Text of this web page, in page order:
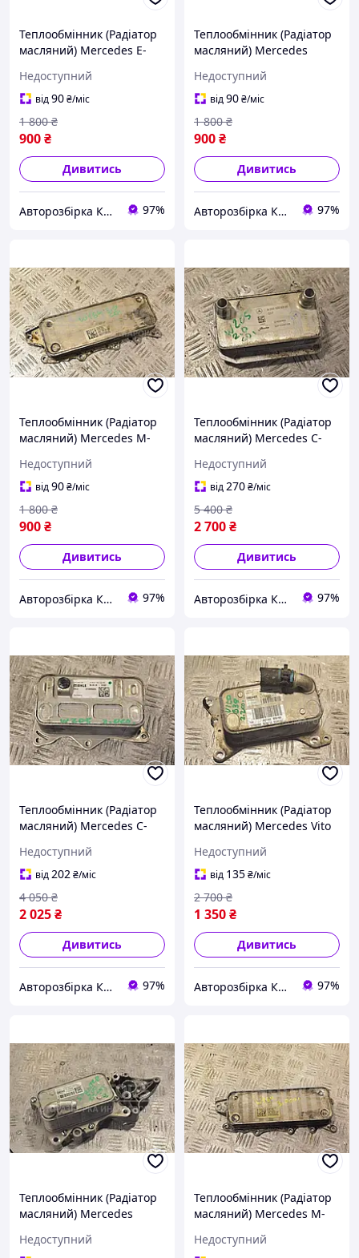
Теплообмінник (Радіатор
масляний) Mercedes E-
2016 A6421800165 241098
Недоступний
від90₴/міс
900₴
1 800 ₴
Дивитись
Авторозбірка Київ б/у автозапчастини 97%
Теплообмінник (Радіатор
масляний) Mercedes
2017 A6421800165 241347
Недоступний
від90₴/міс
900₴
1 800 ₴
Дивитись
Авторозбірка Київ б/у автозапчастини 97%
Теплообмінник (Радіатор
масляний) Mercedes M-
2011 A6421800165 232964
Недоступний
від90₴/міс
900₴
1 800 ₴
Дивитись
Авторозбірка Київ б/у автозапчастини 97%
Теплообмінник (Радіатор
масляний) Mercedes C-
2021 A0995006300 235920
Недоступний
від270₴/міс
2 700₴
5 400 ₴
Дивитись
Авторозбірка Київ б/у автозапчастини 97%
Теплообмінник (Радіатор
масляний) Mercedes C-
2021 A6541800265 235935
Недоступний
від202₴/міс
2 025₴
4 050 ₴
Дивитись
Авторозбірка Київ б/у автозапчастини 97%
Теплообмінник (Радіатор
масляний) Mercedes Vito
A6511800665 239276
Недоступний
від 135₴/міс
1 350₴
2 700 ₴
Дивитись
Авторозбірка Київ б/у автозапчастини 97%
Теплообмінник (Радіатор
масляний) Mercedes
A6511801165 251627
Недоступний
Теплообмінник (Радіатор
масляний) Mercedes M-
2011 A6421800165 254844
Недоступний